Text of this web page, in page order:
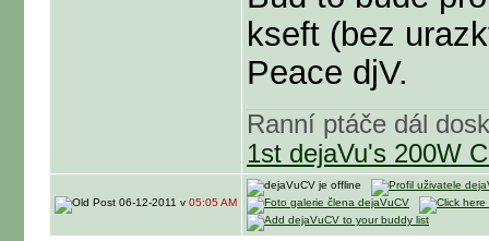
kseft (bez
Peace djV.
Ranní ptáče dál
1st dejaVu's 200W
06-12-2011 v 05:05 AM